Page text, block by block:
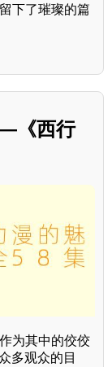
下了璀璨的篇
《西行
为其中的佼佼
多观众的目